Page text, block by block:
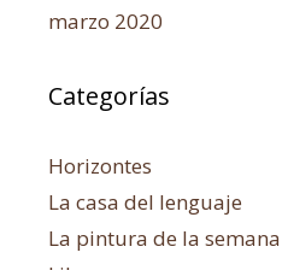
marzo 2020
Categorías
Horizontes
La casa del lenguaje
La pintura de la semana